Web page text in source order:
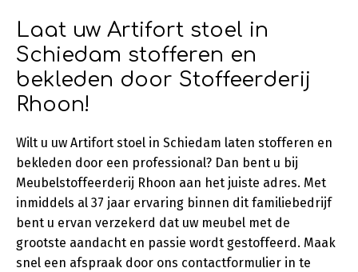
Laat uw Artifort stoel in
Schiedam stofferen en
bekleden door Stoffeerderij
Rhoon!
Wilt u uw Artifort stoel in Schiedam laten stofferen en
bekleden door een professional? Dan bent u bij
Meubelstoffeerderij Rhoon aan het juiste adres. Met
inmiddels al 37 jaar ervaring binnen dit familiebedrijf
bent u ervan verzekerd dat uw meubel met de
grootste aandacht en passie wordt gestoffeerd. Maak
snel een afspraak door ons contactformulier in te